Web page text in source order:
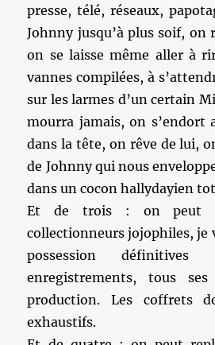
presse, télé, réseaux,
Johnny jusqu’à plus soif, on
on se laisse même aller à
vannes compilées, à
sur les larmes d’un certain
mourra jamais, on s’endort
dans la tête, on rêve de lui,
de Johnny qui nous
dans un cocon hallydayien
Et de trois : on peut
collectionneurs jojophiles, je
possession
enregistrements, tous
production. Les coffrets
exhaustifs.